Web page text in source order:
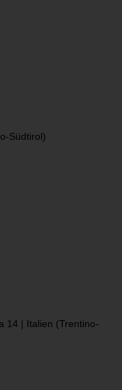
Südtirol)
14 | Italien (Trentino-